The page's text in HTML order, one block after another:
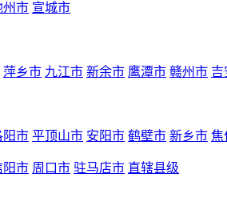
州市 宣城市
萍乡市 九江市 新余市 鹰潭市 赣州市 吉
阳市 平顶山市 安阳市 鹤壁市 新乡市 焦
阳市 周口市 驻马店市 直辖县级